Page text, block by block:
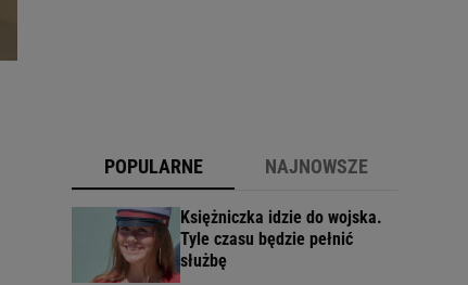
POPULARNE NAJNOWSZE
Księżniczka idzie do wojska.
Tyle czasu będzie pełnić
służbę